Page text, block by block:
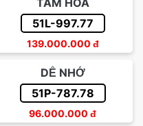
TAM HOA
51L-997.77
139.000.000 đ
DỄ NHỚ
51P-787.78
96.000.000 đ